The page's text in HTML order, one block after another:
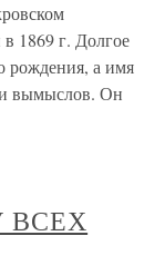
1869 г. Долгое
рождения, а имя
и вымыслов. Он
ВСЕХ